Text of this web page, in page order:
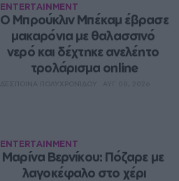
ENTERTAINMENT
Ο Μπρούκλιν Μπέκαμ έβρασε
μακαρόνια με θαλασσινό
νερό και δέχτηκε ανελέητο
τρολάρισμα online
ENTERTAINMENT
Μαρίνα Βερνίκου: Πόζαρε με
λαγοκέφαλο στο χέρι